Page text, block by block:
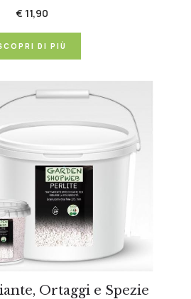
€ 11,90
DI PIÙ
Ortaggi e Spezie